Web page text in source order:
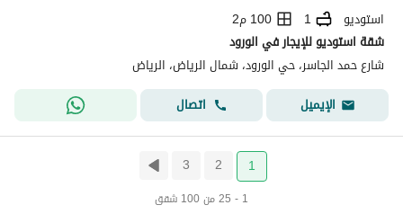
استوديو
1
100 م2
شقة استوديو للإيجار في الورود
شارع حمد الجاسر، حي الورود، شمال الرياض، الرياض
الإيميل
اتصال
1
2
3
1 - 25 من 100 شقق